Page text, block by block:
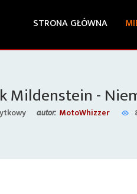
STRONA GŁÓWNA
Mildenstein -
autor: MotoWhizzer